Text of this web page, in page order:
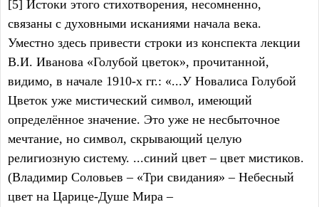
[5] Истоки этого стихотворения, несомненно,
связаны с духовными исканиями начала века.
Уместно здесь привести строки из конспекта лекции
В.И. Иванова «Голубой цветок», прочитанной,
видимо, в начале 1910-х гг.: «...У Новалиса Голубой
Цветок уже мистический символ, имеющий
определённое значение. Это уже не несбыточное
мечтание, но символ, скрывающий целую
религиозную систему. ...синий цвет – цвет мистиков.
(Владимир Соловьев – «Три свидания» – Небесный
цвет на Царице-Душе Мира –